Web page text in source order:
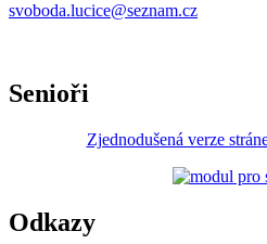
svoboda.lucice@seznam.cz
Senioři
Zjednodušená verze
Odkazy